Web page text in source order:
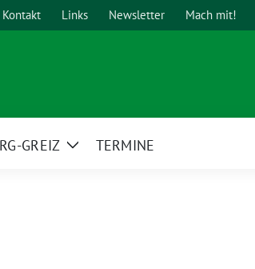
Kontakt Links Newsletter Mach mit!
GREIZ
ZeigeTERMINE